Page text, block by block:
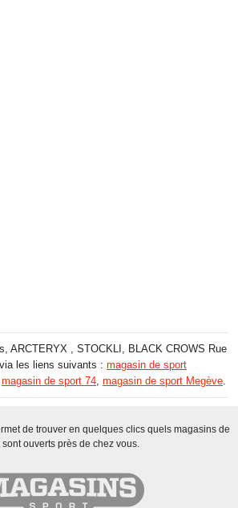
ARCTERYX , STOCKLI, BLACK CROWS Rue
les liens suivants : magasin de sport
magasin de sport 74, magasin de sport Megève.
de trouver en quelques clics quels magasins de
sont ouverts près de chez vous.